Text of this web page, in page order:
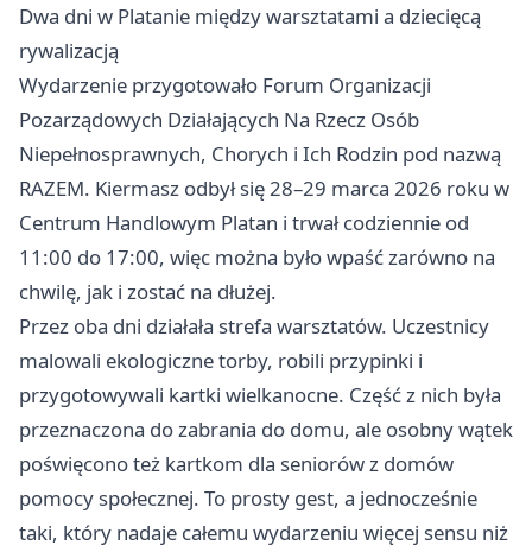
Dwa dni w Platanie między warsztatami a dziecięcą
rywalizacją
Wydarzenie przygotowało Forum Organizacji
Pozarządowych Działających Na Rzecz Osób
Niepełnosprawnych, Chorych i Ich Rodzin pod nazwą
RAZEM. Kiermasz odbył się 28–29 marca 2026 roku w
Centrum Handlowym Platan i trwał codziennie od
11:00 do 17:00, więc można było wpaść zarówno na
chwilę, jak i zostać na dłużej.
Przez oba dni działała strefa warsztatów. Uczestnicy
malowali ekologiczne torby, robili przypinki i
przygotowywali kartki wielkanocne. Część z nich była
przeznaczona do zabrania do domu, ale osobny wątek
poświęcono też kartkom dla seniorów z domów
pomocy społecznej. To prosty gest, a jednocześnie
taki, który nadaje całemu wydarzeniu więcej sensu niż